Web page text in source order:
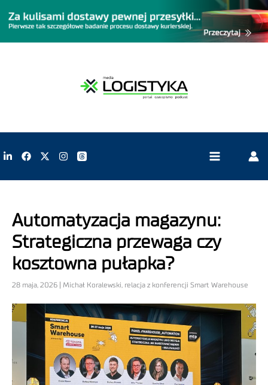
Automatyzacja magazynu:
Strategiczna przewaga czy
kosztowna pułapka?
28 maja, 2026 | Michał Koralewski, relacja z konferencji Smart Warehouse